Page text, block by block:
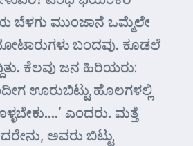
ಬೆಳಗು ಮುಂಜಾನೆ ಒಮ್ಮೆಲೇ
ಬಂದವು. ಕೂಡಲೆ
ಕೆಲವು ಜನ ಹಿರಿಯರು:
ಊರುಬಿಟ್ಟು ಹೊಲಗಳಲ್ಲಿ
ಎಂದರು. ಮತ್ತೆ
ಅವರು ಬಿಟ್ಟು